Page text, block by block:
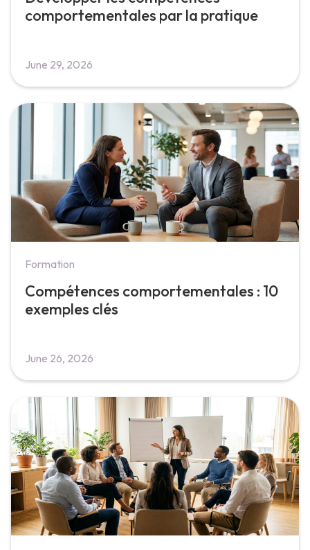
comportementales par la pratique
June 29, 2026
Formation
Compétences comportementales : 10
exemples clés
June 26, 2026